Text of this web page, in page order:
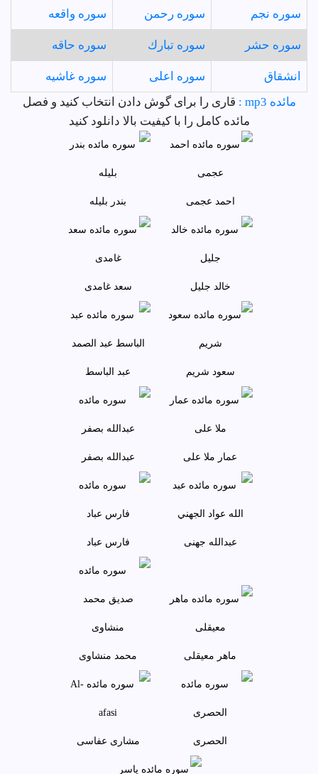
سوره نجم سوره رحمن سوره واقعه
سوره حشر سوره تبارك سوره حاقه
انشقاق سوره اعلى
سوره غاشيه
مائده mp3 :
قاری را برای گوش دادن انتخاب کنید و فصل
مائده کامل را با کیفیت بالا دانلود کنید
احمد عجمى بندر بليله
خالد جليل سعد غامدی
سعود شريم عبد الباسط
عمار ملا علی عبدالله بصفر
عبدالله جهنی فارس عباد
ماهر معيقلی محمد منشاوی
الحصری مشاری عفاسی